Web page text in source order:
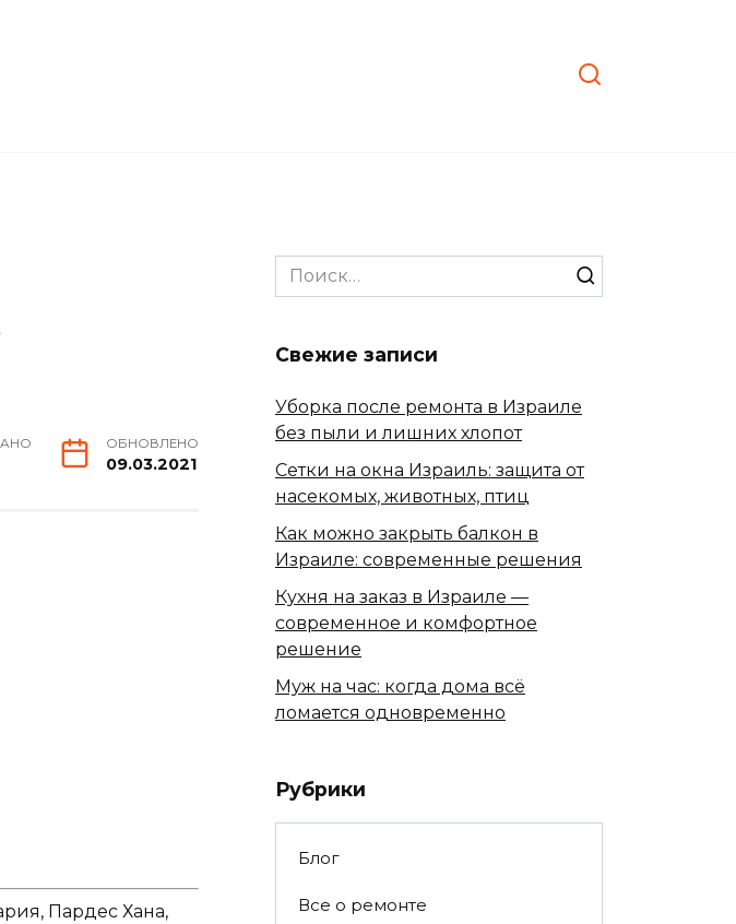
ОБНОВЛЕНО
09.03.2021
Пардес Хана,
Search
for:
Свежие записи
Уборка после ремонта в Израиле
без пыли и лишних хлопот
Сетки на окна Израиль: защита от
насекомых, животных, птиц
Как можно закрыть балкон в
Израиле: современные решения
Кухня на заказ в Израиле —
современное и комфортное
решение
Муж на час: когда дома всё
ломается одновременно
Рубрики
Блог
Все о ремонте